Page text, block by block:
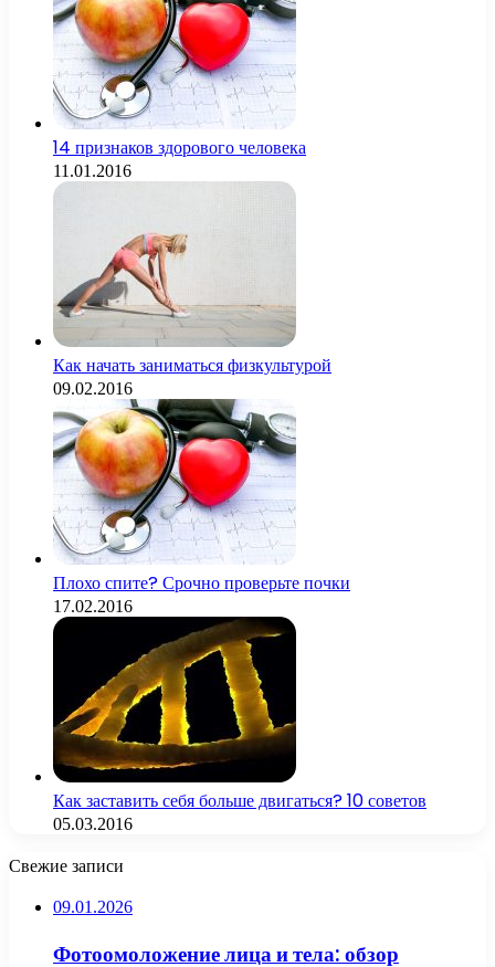
14 признаков здорового человека
11.01.2016
Как начать заниматься физкультурой
09.02.2016
Плохо спите? Срочно проверьте почки
17.02.2016
Как заставить себя больше двигаться? 10 советов
05.03.2016
Свежие записи
09.01.2026
Фотоомоложение лица и тела: обзор